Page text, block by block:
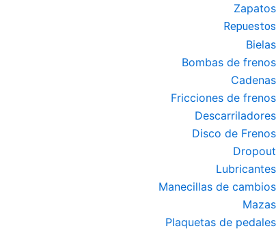
Zapatos
Repuestos
Bielas
Bombas de frenos
Cadenas
Fricciones de frenos
Descarriladores
Disco de Frenos
Dropout
Lubricantes
Manecillas de cambios
Mazas
Plaquetas de pedales